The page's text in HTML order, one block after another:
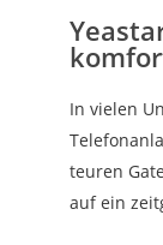
In vielen
teuren
auf ein